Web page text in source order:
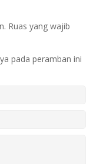
Ruas yang wajib
pada peramban ini